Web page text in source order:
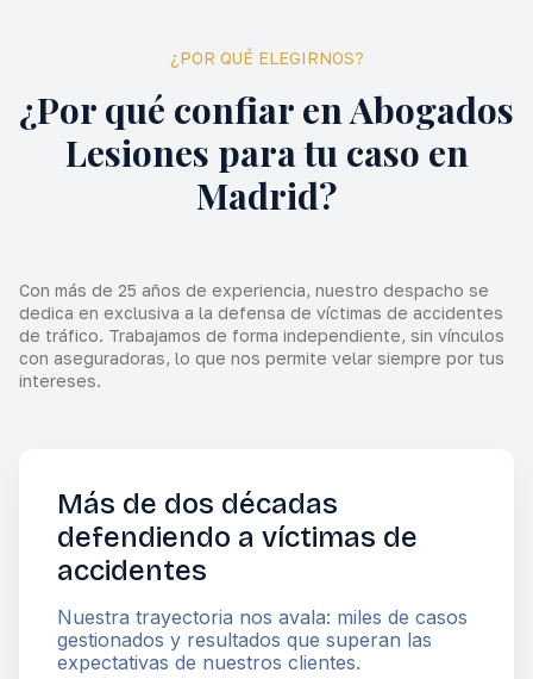
¿POR QUÉ ELEGIRNOS?
¿Por qué confiar en Abogados
Lesiones para tu caso en
Madrid?
Con más de 25 años de experiencia, nuestro despacho se
dedica en exclusiva a la defensa de víctimas de accidentes
de tráfico. Trabajamos de forma independiente, sin vínculos
con aseguradoras, lo que nos permite velar siempre por tus
intereses.
Más de dos décadas
defendiendo a víctimas de
accidentes
Nuestra trayectoria nos avala: miles de casos
gestionados y resultados que superan las
expectativas de nuestros clientes.